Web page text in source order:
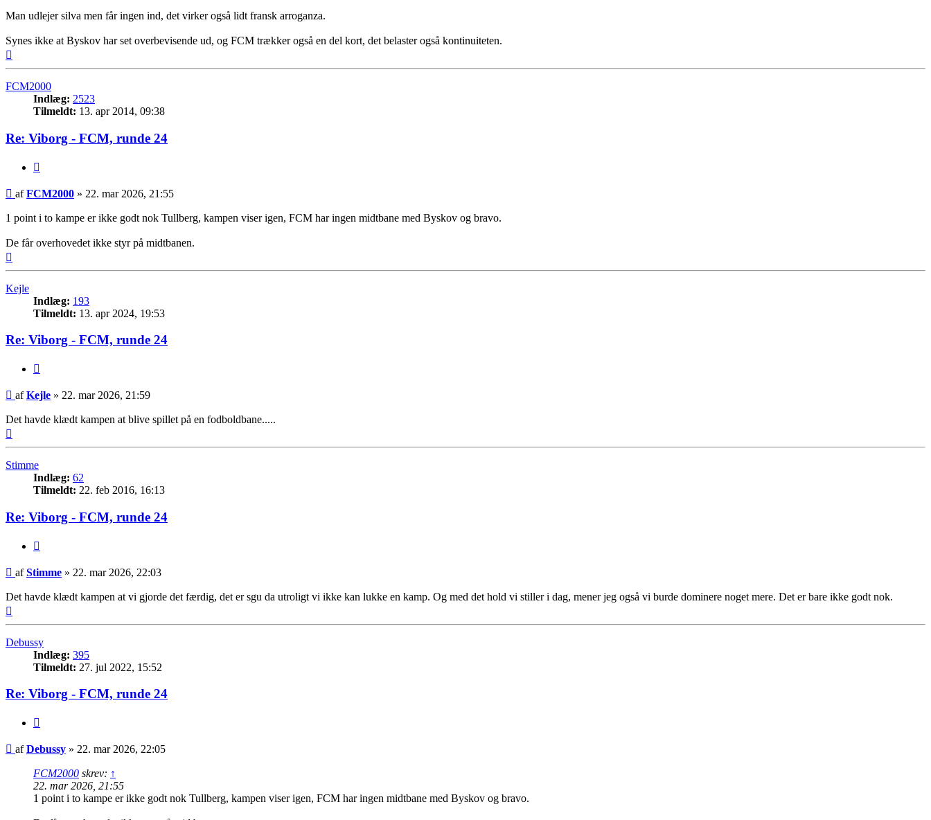
Man udlejer silva men får ingen ind, det virker også lidt fransk arroganza.
Synes ikke at Byskov har set overbevisende ud, og FCM trækker også en del kort, det belaster også kontinuiteten.
FCM2000
Indlæg: 2523
Tilmeldt: 13. apr 2014, 09:38
Re: Viborg - FCM, runde 24
Indlæg
afFCM2000 » 22. mar 2026, 21:55
1 point i to kampe er ikke godt nok Tullberg, kampen viser igen, FCM har ingen midtbane med Byskov og bravo.
De får overhovedet ikke styr på midtbanen.
Kejle
Indlæg: 193
Tilmeldt: 13. apr 2024, 19:53
Re: Viborg - FCM, runde 24
Indlæg
afKejle » 22. mar 2026, 21:59
Det havde klædt kampen at blive spillet på en fodboldbane.....
Stimme
Indlæg: 62
Tilmeldt: 22. feb 2016, 16:13
Re: Viborg - FCM, runde 24
Indlæg
afStimme » 22. mar 2026, 22:03
Det havde klædt kampen at vi gjorde det færdig, det er sgu da utroligt vi ikke kan lukke en kamp. Og med det hold vi stiller i dag, mener jeg også vi burde dominere noget mere. Det er bare ikke godt nok.
Debussy
Indlæg: 395
Tilmeldt: 27. jul 2022, 15:52
Re: Viborg - FCM, runde 24
Indlæg
afDebussy » 22. mar 2026, 22:05
FCM2000 skrev: ↑
22. mar 2026, 21:55
1 point i to kampe er ikke godt nok Tullberg, kampen viser igen, FCM har ingen midtbane med Byskov og bravo.